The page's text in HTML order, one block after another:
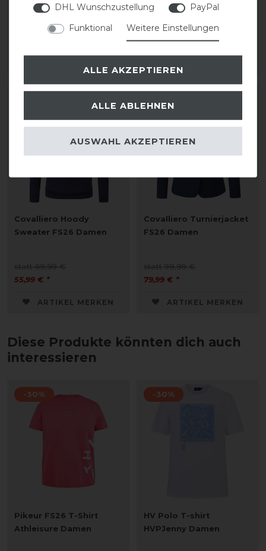
statt 99,99 €
statt 69,99 €
55,99 € *
Covalliero Hoody
Sweater FS26 Damen
statt 69,99 €
55,99 € *
ARTIKEL MERKEN
Covalliero Turnierjacket
FS26 Damen
statt 99,99 €
79,99 € *
ARTIKEL MERKEN
Diese Produkte könnten dich auch
interessieren
-30%
Pikeur FS26 T-Shirt
Athleisure Damen
-30%
HV Polo T-shirt
HVPJenny Damen
DHL Wunschzustellung
PayPal
Funktional
Weitere Einstellungen
ALLE AKZEPTIEREN
ALLE ABLEHNEN
AUSWAHL AKZEPTIEREN